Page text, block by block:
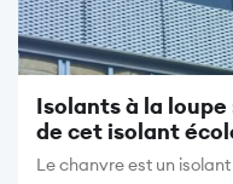
Isolants à la
de cet isolant
Le chanvre est un